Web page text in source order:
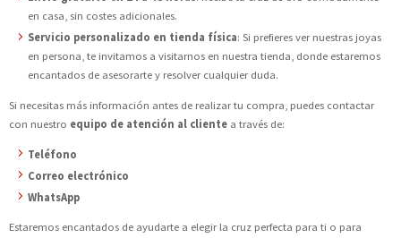
en casa, sin costes adicionales.
Servicio personalizado en tienda física: Si prefieres ver nuestras joyas
en persona, te invitamos a visitarnos en nuestra tienda, donde estaremos
encantados de asesorarte y resolver cualquier duda.
Si necesitas más información antes de realizar tu compra, puedes contactar
con nuestro equipo de atención al cliente a través de:
Teléfono
Correo electrónico
WhatsApp
Estaremos encantados de ayudarte a elegir la cruz perfecta para ti o para